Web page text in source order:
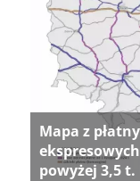
Mapa z
powyżej 3,5 t.